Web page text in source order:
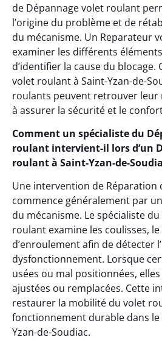
de Dépannage volet roulant
l’origine du problème et de
du mécanisme. Un Reparateur
examiner les différents
d’identifier la cause du blocage.
volet roulant à Saint-Yzan-de-
roulants peuvent retrouver
à assurer la sécurité et le
Comment un spécialiste du
roulant intervient-il lors d’un
roulant à Saint-Yzan-de-
Une intervention de Réparation
commence généralement par
du mécanisme. Le spécialiste
roulant examine les coulisses,
d’enroulement afin de détecter
dysfonctionnement. Lorsque
usées ou mal positionnées,
ajustées ou remplacées. Cette
restaurer la mobilité du volet
fonctionnement durable dans
Yzan-de-Soudiac.